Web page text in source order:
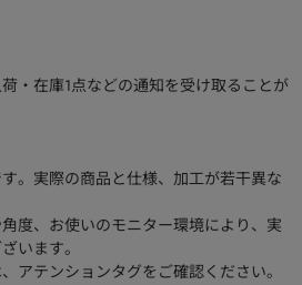
・在庫1点などの通知を受け取ることが
。実際の商品と仕様、加工が若干異な
度、お使いのモニター環境により、実
います。
アテンションタグをご確認ください。